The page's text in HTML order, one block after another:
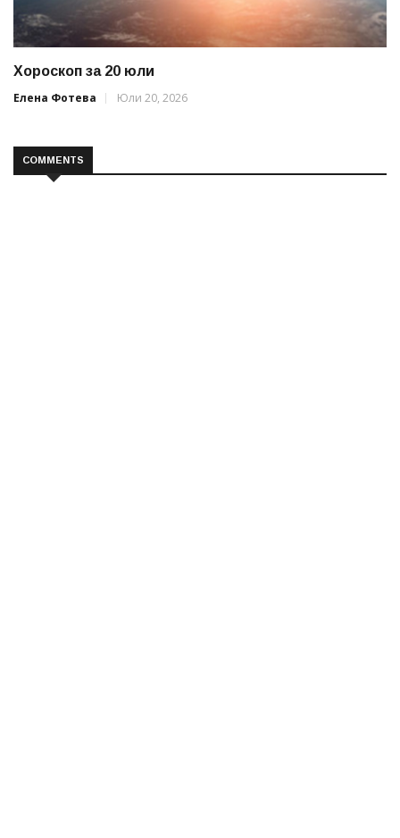
Хороскоп за 20 юли
Елена Фотева
Юли 20, 2026
COMMENTS